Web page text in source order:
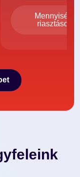
Mennyiségi
riasztások